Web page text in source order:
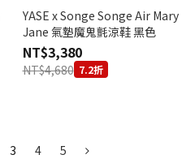
YASE x Songe Songe Air Mary
Jane 氣墊魔鬼氈涼鞋 黑色
NT$3,380
NT$4,680 7.2折
3 4 5